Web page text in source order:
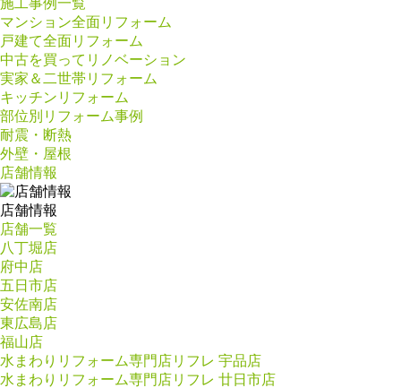
施工事例一覧
マンション全面リフォーム
戸建て全面リフォーム
中古を買ってリノベーション
実家＆二世帯リフォーム
キッチンリフォーム
部位別リフォーム事例
耐震・断熱
外壁・屋根
店舗情報
店舗情報
店舗一覧
八丁堀店
府中店
五日市店
安佐南店
東広島店
福山店
水まわりリフォーム専門店リフレ 宇品店
水まわりリフォーム専門店リフレ 廿日市店